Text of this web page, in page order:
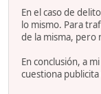
En el caso de
lo mismo. Para
de la misma, pero
En conclusión, a
cuestiona